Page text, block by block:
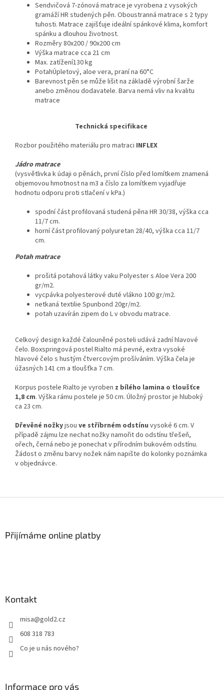
Sendvičová 7-zónová matrace je vyrobena z vysokých
gramáží HR studených pěn. Oboustranná matrace s 2 typy
tuhosti. Matrace zajišťuje ideální spánkové klima, komfort
spánku a dlouhou životnost.
Rozměry 80x200 / 90x200 cm
Výška matrace cca 21 cm
Max. zatížení130 kg
PotahÚpletový, aloe vera, praní na 60°C
Barevnost pěn se může lišit na základě výrobní šarže
anebo změnou dodavatele. Barva nemá vliv na kvalitu
matrace
Technická specifikace
Rozbor použitého materiálu pro matraci INFLEX
Jádro matrace
(vysvětlivka k údaji o pěnách, první číslo před lomítkem znamená
objemovou hmotnost na m3 a číslo za lomítkem vyjadřuje
hodnotu odporu proti stlačení v kPa.)
spodní část profilovaná studená pěna HR 30/38, výška cca
11/7 cm.
horní část profilovaný polyuretan 28/40, výška cca 11/7
cm.
Potah matrace
prošitá potahová látky vaku Polyester s Aloe Vera 200
gr/m2.
vycpávka polyesterové duté vlákno 100 gr/m2.
netkaná textilie Spunbond 20gr/m2.
potah uzavírán zipem do L v obvodu matrace.
Celkový design každé čalouněné posteli udává zadní hlavové
čelo. Boxspringová postel Rialto má pevné, extra vysoké
hlavové čelo s hustým čtvercovým prošíváním. Výška čela je
úžasných 141 cm a tloušťka 7 cm.
Korpus postele Rialto je vyroben z bílého lamina o tloušťce
1,8 cm. Výška rámu postele je 50 cm. Úložný prostor je hluboký
ca 23 cm.
Dřevěné nožkyjsou ve stříbrném odstínu vysoké 6 cm. V
případě zájmu lze nechat nožky namořit do odstínu třešeň,
ořech, černá nebo je ponechat v přírodním bukovém odstínu.
Žádost o změnu barvy nožek nám napište do kolonky poznámka
v objednávce.
Přijímáme online platby
Kontakt
misa@gold2.cz
608 318 783
Co je u nás nového?
Informace pro vás